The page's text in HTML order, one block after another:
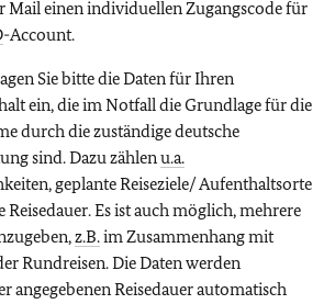
Mail einen individuellen Zugangscode für
-Account.
Sie bitte die Daten für Ihren
ein, die im Notfall die Grundlage für die
durch die zuständige deutsche
sind. Dazu zählenu.a.
geplante Reiseziele/ Aufenthaltsorte
Reisedauer. Es ist auch möglich, mehrere
z.B.im Zusammenhang mit
Rundreisen. Die Daten werden
angegebenen Reisedauer automatisch